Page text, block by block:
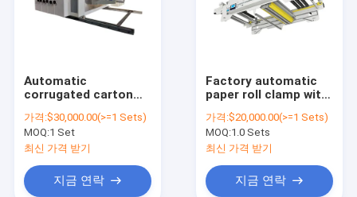
Automatic
corrugated carton
rotridicutar slottar
machine corrugated
box making machine
가격:$30,000.00(>=1 Sets)
MOQ:1 Set
최신 가격 받기
지금 연락
Factory automatic
paper roll clamp with
control for used
cardboard box
making machine
corrugated
cardboard
production line
가격:$20,000.00(>=1 Sets)
MOQ:1.0 Sets
최신 가격 받기
지금 연락